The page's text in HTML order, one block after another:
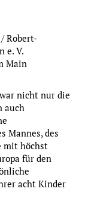
Robert-
e. V.
Main
nicht nur die
auch
Mannes, des
mit höchst
für den
acht Kinder
1965